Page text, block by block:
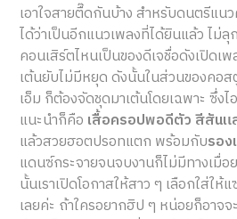
เอาใจสายตื๊ดกันบ้าง สำหรับดนตรีแน
ได้ว่าเป็นอีกแนวเพลงที่ได้ยินแล้ว ไม่ลุ
คอนเสิร์ตไหนเป็นของดีเจชื่อดังเปิดเ
เต้นยับไม่มีหยุด ดังนั้นในส่วนของคอ
เอ็ม ก็ต้องจัดชุดมาเต้นโดยเฉพาะ ซึ่ง
แนะนำก็คือ เสื้อครอปพอดีตัว สีสันแ
แล้วสวยฮอตปรอทแตก พร้อมกับรอง
แดนซ์กระจายจนจบงานก็ไม่มีทางเมื่อ
นั้นเราเปิดโอกาสให้สาว ๆ เลือกใส่ใ
เลยค่ะ ถ้าใครอยากฮิป ๆ หน่อยก็อาจจ